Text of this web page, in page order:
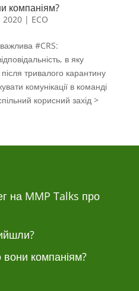
компаніям?
2020| ECO
#CRS:
в яку
після тривалого карантину
комунікації в команді
корисний захід >
на MMP Talks про
вони компаніям?